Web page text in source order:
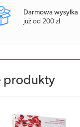
Darmowa wysyłka
już od 200 zł
produkty